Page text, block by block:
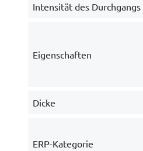
Intensität des Durchgangs
Eigenschaften
Dicke
ERP-Kategorie